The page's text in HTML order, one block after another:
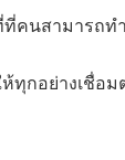
คนสามารถท
ทุกอย่างเชื่อ